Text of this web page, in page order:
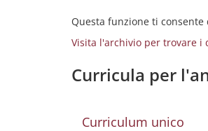
Questa funzione ti
Visita l'archivio per trovare
Curricula per
Curriculum unico